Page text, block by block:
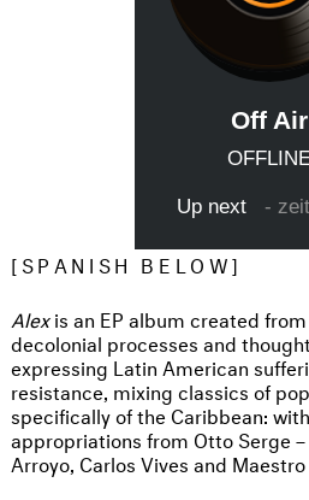
[SPANISH BELOW]
Alexis an EP album created
decolonial processes and
expressing Latin American
resistance, mixing classics of
specifically of the Caribbean:
appropriations from Otto Serge –
Arroyo, Carlos Vives and